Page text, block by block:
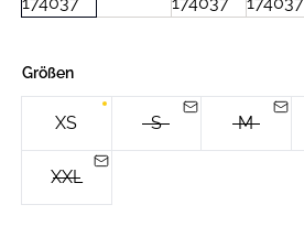
Größen
XS S M
XXL